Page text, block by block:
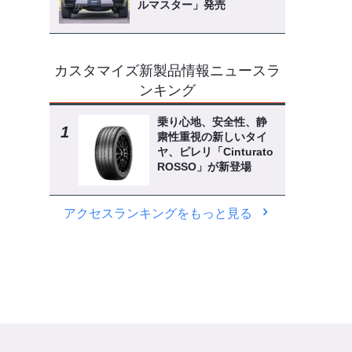
ルマスター」発売
カスタマイズ新製品情報ニュースラ
ンキング
乗り心地、安全性、静
粛性重視の新しいタイ
ヤ、ピレリ「Cinturato
ROSSO」が新登場
アクセスランキングをもっと見る